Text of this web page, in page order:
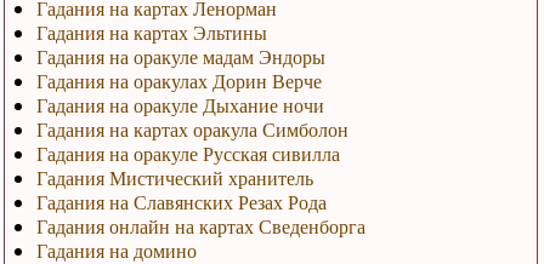
Гадания на картах Ленорман
Гадания на картах Эльтины
Гадания на оракуле мадам Эндоры
Гадания на оракулах Дорин Верче
Гадания на оракуле Дыхание ночи
Гадания на картах оракула Симболон
Гадания на оракуле Русская сивилла
Гадания Мистический хранитель
Гадания на Славянских Резах Рода
Гадания онлайн на картах Сведенборга
Гадания на домино